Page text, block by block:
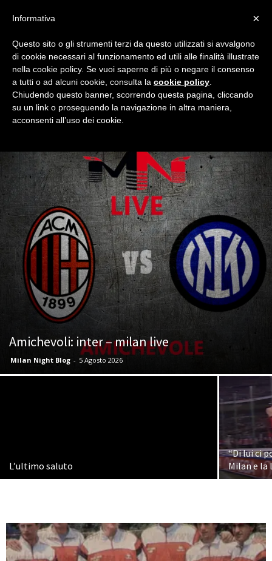
Home AC Milan
AC MILAN
Tutto quel che riguarda il Milan. Le partite stagionali, la rosa,
le news da Milanello e Casa Milan. Solo su Milan Night, il blog
dei tifosi rossoneri.
Amichevoli: inter – milan live
Milan Night Blog - 5 Agosto 2026
L’ultimo saluto
“Di lui ci
Milan e la
×
Informativa
Questo sito o gli strumenti terzi da questo utilizzati si avvalgono
di cookie necessari al funzionamento ed utili alle finalità illustrate
nella cookie policy. Se vuoi saperne di più o negare il consenso
a tutti o ad alcuni cookie, consulta la cookie policy
Chiudendo questo banner, scorrendo questa pagina, cliccando
su un link o proseguendo la navigazione in altra maniera,
acconsenti all’uso dei cookie.